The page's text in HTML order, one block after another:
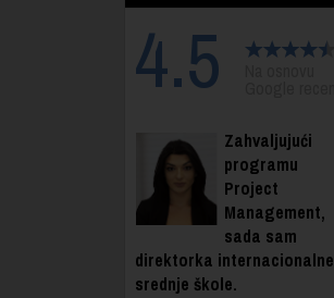
4.5
Zahvaljujući
programu
Project
Management,
sada sam
direktorka internacionalne
srednje škole.